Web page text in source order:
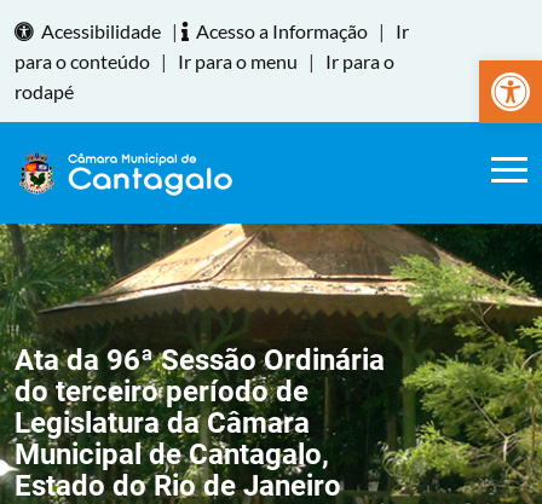
Abrir
Acessibilidade | Acesso a Informação |
Ir
para o conteúdo | Ir para o menu |
Ir para o
rodapé
Ata da 96ª Sessão Ordinária
do terceiro período de
Legislatura da Câmara
Municipal de Cantagalo,
Estado do Rio de Janeiro